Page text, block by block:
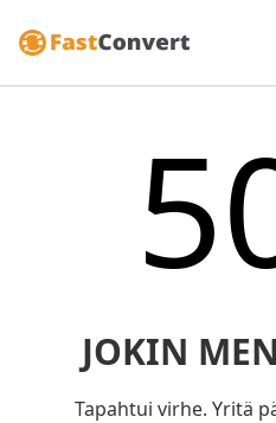
JOKIN
Tapahtui virhe. Yritä